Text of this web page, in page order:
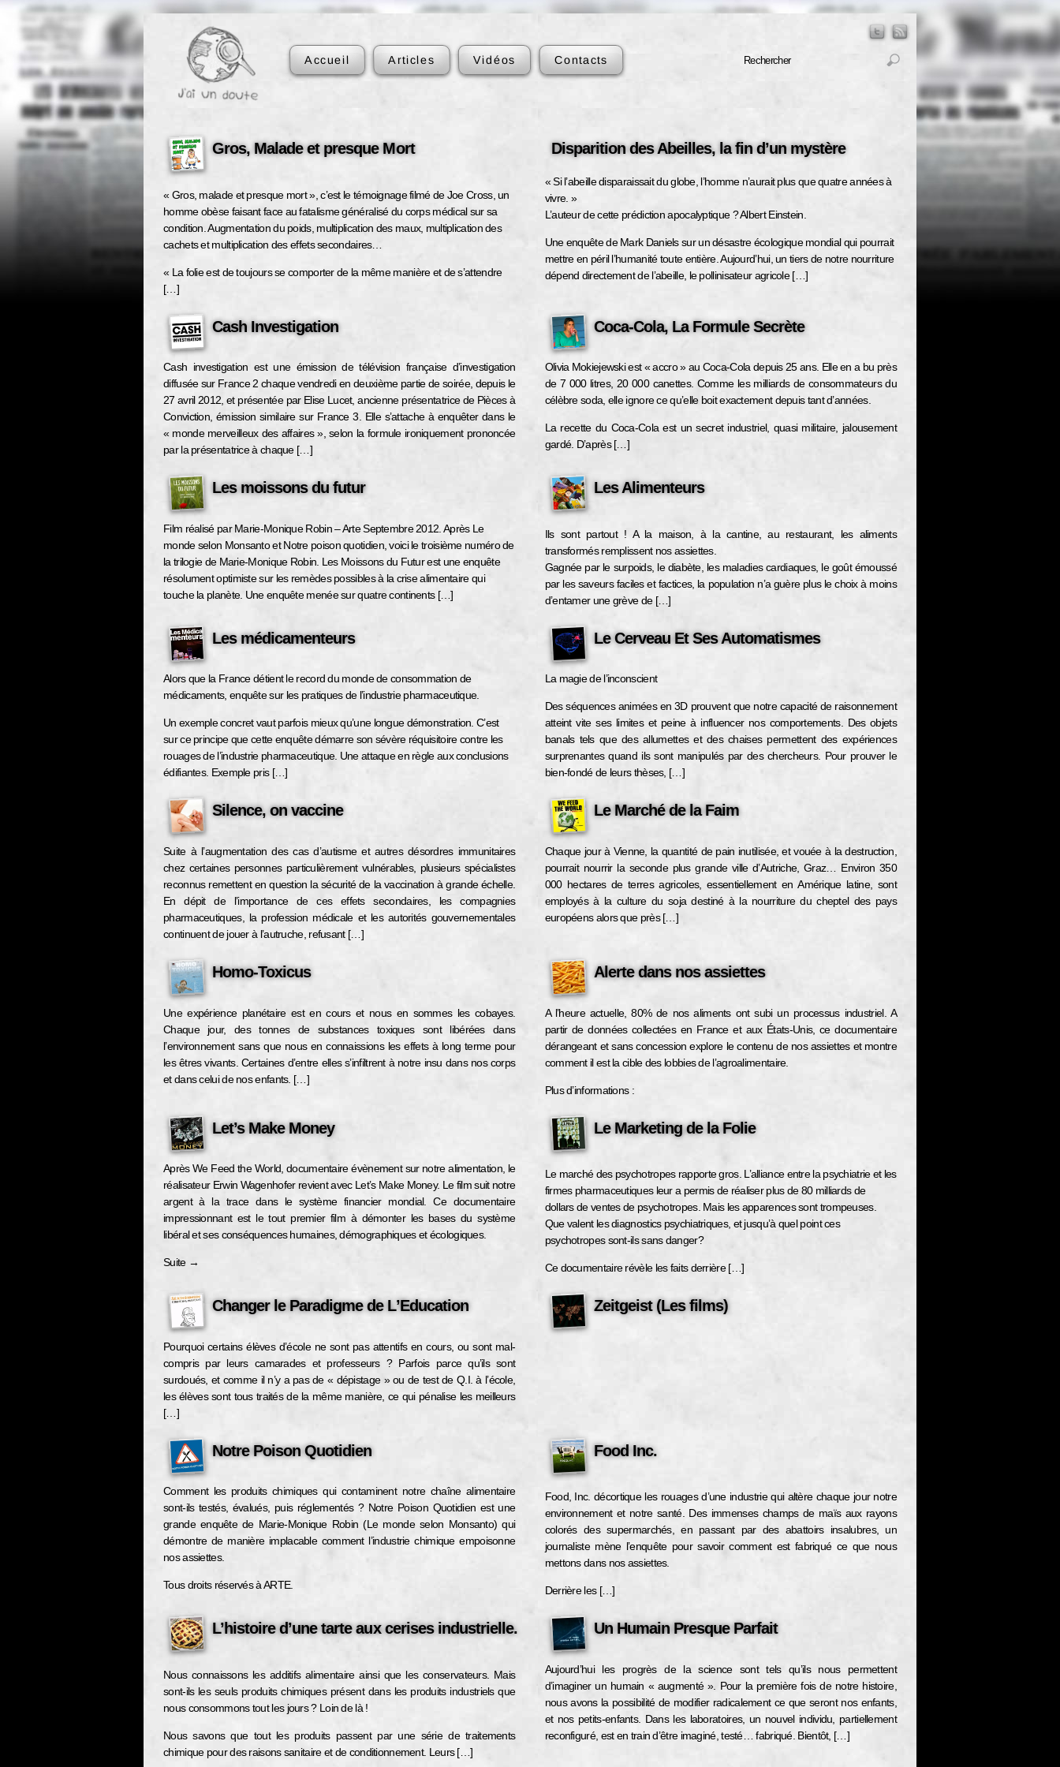
Accueil Articles Vidéos Contacts
Gros, Malade et presque Mort
« Gros, malade et presque mort », c’est le témoignage filmé de Joe Cross, un
homme obèse faisant face au fatalisme généralisé du corps médical sur sa
condition. Augmentation du poids, multiplication des maux, multiplication des
cachets et multiplication des effets secondaires…
« La folie est de toujours se comporter de la même manière et de s’attendre
[…]
Disparition des Abeilles, la fin d’un mystère
« Si l’abeille disparaissait du globe, l’homme n’aurait plus que quatre années à
vivre. »
L’auteur de cette prédiction apocalyptique ? Albert Einstein.
Une enquête de Mark Daniels sur un désastre écologique mondial qui pourrait
mettre en péril l’humanité toute entière. Aujourd’hui, un tiers de notre nourriture
dépend directement de l’abeille, le pollinisateur agricole […]
Cash Investigation
Cash investigation est une émission de télévision française d’investigation
diffusée sur France 2 chaque vendredi en deuxième partie de soirée, depuis le
27 avril 2012, et présentée par Elise Lucet, ancienne présentatrice de Pièces à
Conviction, émission similaire sur France 3. Elle s’attache à enquêter dans le
« monde merveilleux des affaires », selon la formule ironiquement prononcée
par la présentatrice à chaque […]
Coca-Cola, La Formule Secrète
Olivia Mokiejewski est « accro » au Coca-Cola depuis 25 ans. Elle en a bu près
de 7 000 litres, 20 000 canettes. Comme les milliards de consommateurs du
célèbre soda, elle ignore ce qu’elle boit exactement depuis tant d’années.
La recette du Coca-Cola est un secret industriel, quasi militaire, jalousement
gardé. D’après […]
Les moissons du futur
Film réalisé par Marie-Monique Robin – Arte Septembre 2012. Après Le
monde selon Monsanto et Notre poison quotidien, voici le troisième numéro de
la trilogie de Marie-Monique Robin. Les Moissons du Futur est une enquête
résolument optimiste sur les remèdes possibles à la crise alimentaire qui
touche la planète. Une enquête menée sur quatre continents […]
Les Alimenteurs
Ils sont partout ! A la maison, à la cantine, au restaurant, les aliments
transformés remplissent nos assiettes.
Gagnée par le surpoids, le diabète, les maladies cardiaques, le goût émoussé
par les saveurs faciles et factices, la population n’a guère plus le choix à moins
d’entamer une grève de […]
Les médicamenteurs
Alors que la France détient le record du monde de consommation de
médicaments, enquête sur les pratiques de l’industrie pharmaceutique.
Un exemple concret vaut parfois mieux qu’une longue démonstration. C’est
sur ce principe que cette enquête démarre son sévère réquisitoire contre les
rouages de l’industrie pharmaceutique. Une attaque en règle aux conclusions
édifiantes. Exemple pris […]
Le Cerveau Et Ses Automatismes
La magie de l’inconscient
Des séquences animées en 3D prouvent que notre capacité de raisonnement
atteint vite ses limites et peine à influencer nos comportements. Des objets
banals tels que des allumettes et des chaises permettent des expériences
surprenantes quand ils sont manipulés par des chercheurs. Pour prouver le
bien-fondé de leurs thèses, […]
Silence, on vaccine
Suite à l’augmentation des cas d’autisme et autres désordres immunitaires
chez certaines personnes particulièrement vulnérables, plusieurs spécialistes
reconnus remettent en question la sécurité de la vaccination à grande échelle.
En dépit de l’importance de ces effets secondaires, les compagnies
pharmaceutiques, la profession médicale et les autorités gouvernementales
continuent de jouer à l’autruche, refusant […]
Le Marché de la Faim
Chaque jour à Vienne, la quantité de pain inutilisée, et vouée à la destruction,
pourrait nourrir la seconde plus grande ville d’Autriche, Graz… Environ 350
000 hectares de terres agricoles, essentiellement en Amérique latine, sont
employés à la culture du soja destiné à la nourriture du cheptel des pays
européens alors que près […]
Homo-Toxicus
Une expérience planétaire est en cours et nous en sommes les cobayes.
Chaque jour, des tonnes de substances toxiques sont libérées dans
l’environnement sans que nous en connaissions les effets à long terme pour
les êtres vivants. Certaines d’entre elles s’infiltrent à notre insu dans nos corps
et dans celui de nos enfants. […]
Alerte dans nos assiettes
A l’heure actuelle, 80% de nos aliments ont subi un processus industriel. A
partir de données collectées en France et aux États-Unis, ce documentaire
dérangeant et sans concession explore le contenu de nos assiettes et montre
comment il est la cible des lobbies de l’agroalimentaire.
Plus d’informations :
Let’s Make Money
Après We Feed the World, documentaire évènement sur notre alimentation, le
réalisateur Erwin Wagenhofer revient avec Let’s Make Money. Le film suit notre
argent à la trace dans le système financier mondial. Ce documentaire
impressionnant est le tout premier film à démonter les bases du système
libéral et ses conséquences humaines, démographiques et écologiques.
Suite →
Le Marketing de la Folie
Le marché des psychotropes rapporte gros. L’alliance entre la psychiatrie et les
firmes pharmaceutiques leur a permis de réaliser plus de 80 milliards de
dollars de ventes de psychotropes. Mais les apparences sont trompeuses.
Que valent les diagnostics psychiatriques, et jusqu’à quel point ces
psychotropes sont-ils sans danger?
Ce documentaire révèle les faits derrière […]
Changer le Paradigme de L’Education
Pourquoi certains élèves d’école ne sont pas attentifs en cours, ou sont mal-
compris par leurs camarades et professeurs ? Parfois parce qu’ils sont
surdoués, et comme il n’y a pas de « dépistage » ou de test de Q.I. à l’école,
les élèves sont tous traités de la même manière, ce qui pénalise les meilleurs
[…]
Zeitgeist (Les films)
Notre Poison Quotidien
Comment les produits chimiques qui contaminent notre chaîne alimentaire
sont-ils testés, évalués, puis réglementés ? Notre Poison Quotidien est une
grande enquête de Marie-Monique Robin (Le monde selon Monsanto) qui
démontre de manière implacable comment l’industrie chimique empoisonne
nos assiettes.
Tous droits réservés à ARTE.
Food Inc.
Food, Inc. décortique les rouages d’une industrie qui altère chaque jour notre
environnement et notre santé. Des immenses champs de maïs aux rayons
colorés des supermarchés, en passant par des abattoirs insalubres, un
journaliste mène l’enquête pour savoir comment est fabriqué ce que nous
mettons dans nos assiettes.
Derrière les […]
L’histoire d’une tarte aux cerises industrielle.
Nous connaissons les additifs alimentaire ainsi que les conservateurs. Mais
sont-ils les seuls produits chimiques présent dans les produits industriels que
nous consommons tout les jours ? Loin de là !
Nous savons que tout les produits passent par une série de traitements
chimique pour des raisons sanitaire et de conditionnement. Leurs […]
Un Humain Presque Parfait
Aujourd’hui les progrès de la science sont tels qu’ils nous permettent
d’imaginer un humain « augmenté ». Pour la première fois de notre histoire,
nous avons la possibilité de modifier radicalement ce que seront nos enfants,
et nos petits-enfants. Dans les laboratoires, un nouvel individu, partiellement
reconfiguré, est en train d’être imaginé, testé… fabriqué. Bientôt, […]